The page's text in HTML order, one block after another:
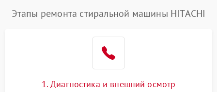
Этапы ремонта стиральной машины HITACHI
1. Диагностика и внешний осмотр